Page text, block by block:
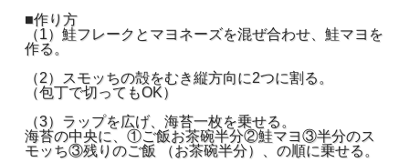
■作り方
（1）鮭フレークとマヨネーズを混ぜ合わせ、鮭マヨを
作る。
（2）スモッちの殻をむき縦方向に2つに割る。
（包丁で切ってもOK）
（3）ラップを広げ、海苔一枚を乗せる。
海苔の中央に、①ご飯お茶碗半分②鮭マヨ③半分のス
モッち③残りのご飯 （お茶碗半分）、の順に乗せる。